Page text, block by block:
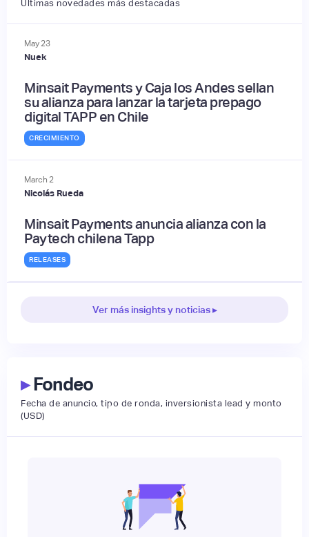
Últimas novedades más destacadas
May 23
Nuek
Minsait Payments y Caja los Andes sellan
su alianza para lanzar la tarjeta prepago
digital TAPP en Chile
CRECIMIENTO
March 2
Nicolás Rueda
Minsait Payments anuncia alianza con la
Paytech chilena Tapp
RELEASES
Ver más insights y noticias ▸
▸Fondeo
Fecha de anuncio, tipo de ronda, inversionista lead y monto
(USD)